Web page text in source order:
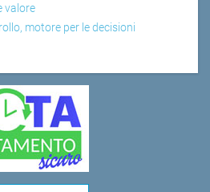
valore
motore per le decisioni